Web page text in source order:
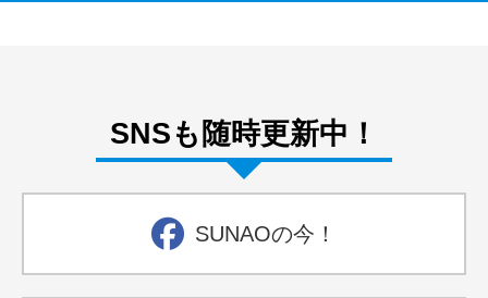
SNSも随時更新中！
SUNAOの今！